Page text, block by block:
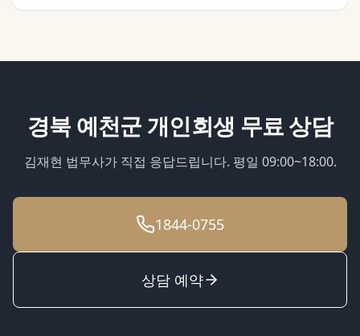
경북 예천군 개인회생 무료 상담
김재현 법무사가 직접 응답드립니다. 평일 09:00~18:00.
1844-0755
상담 예약